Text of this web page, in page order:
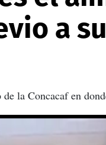
a
la Concacaf en